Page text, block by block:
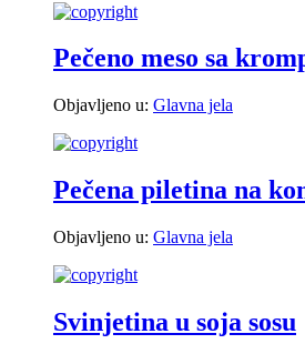
Pečeno meso sa
Objavljeno u: Glavna jela
Pečena piletina na
Objavljeno u: Glavna jela
Svinjetina u soja sosu